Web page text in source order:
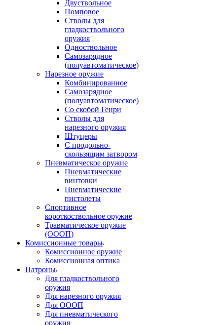
Двуствольное
Помповое
Стволы для
гладкоствольного
оружия
Одноствольное
Самозарядное
(полуавтоматическое)
Нарезное оружие
Комбинированное
Самозарядное
(полуавтоматическое)
Со скобой Генри
Стволы для
нарезного оружия
Штуцеры
С продольно-
скользящим затвором
Пневматическое оружие
Пневматические
винтовки
Пневматические
пистолеты
Спортивное
короткоствольное оружие
Травматическое оружие
(ОООП)
Комиссионные товары
Комиссионное оружие
Комиссионная оптика
Патроны
Для гладкоствольного
оружия
Для нарезного оружия
Для ОООП
Для пневматического
оружия